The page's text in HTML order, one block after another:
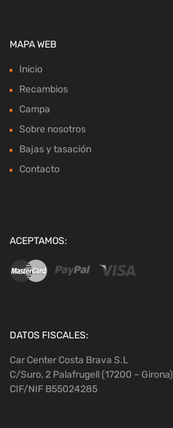
MAPA WEB
Inicio
Recambios
Campa
Sobre nosotros
Bajas y tasación
Contacto
ACEPTAMOS:
DATOS FISCALES:
Car Center Costa Brava S.L
C/Suro, 2 Palafrugell (17200 – Girona)
CIF/NIF B55024285